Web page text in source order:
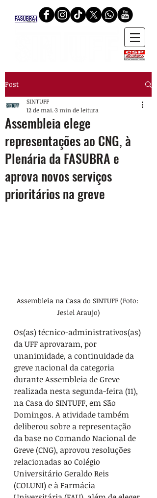
Post
Assembleia elege
representações ao CNG, à
Plenária da FASUBRA e
aprova novos serviços
prioritários na greve
SINTUFF
12 de mai. 3 min de leitura
Assembleia na Casa do SINTUFF (Foto:
Jesiel Araujo)
Os(as) técnico-administrativos(as)
da UFF aprovaram, por
unanimidade, a continuidade da
greve nacional da categoria
durante Assembleia de Greve
realizada nesta segunda-feira (11),
na Casa do SINTUFF, em São
Domingos. A atividade também
deliberou sobre a representação
da base no Comando Nacional de
Greve (CNG), aprovou resoluções
relacionadas ao Colégio
Universitário Geraldo Reis
(COLUNI) e à Farmácia